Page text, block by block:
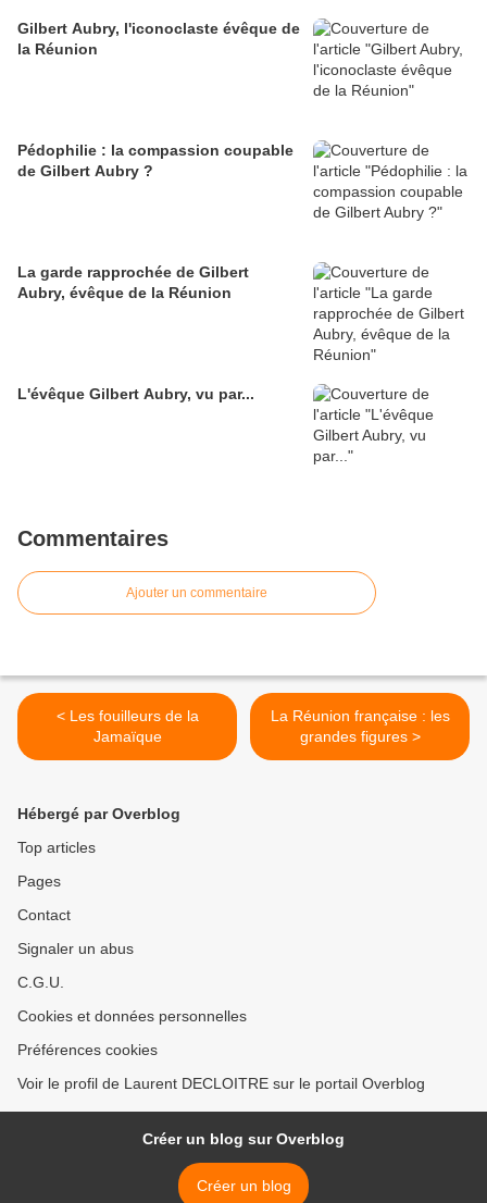
Gilbert Aubry, l'iconoclaste évêque de
la Réunion
Pédophilie : la compassion coupable
de Gilbert Aubry ?
La garde rapprochée de Gilbert
Aubry, évêque de la Réunion
L'évêque Gilbert Aubry, vu par...
Commentaires
Ajouter un commentaire
< Les fouilleurs de la
Jamaïque
La Réunion française : les
grandes figures >
Hébergé par Overblog
Top articles
Pages
Contact
Signaler un abus
C.G.U.
Cookies et données personnelles
Préférences cookies
Voir le profil de Laurent DECLOITRE sur le portail Overblog
Créer un blog sur Overblog
Créer un blog